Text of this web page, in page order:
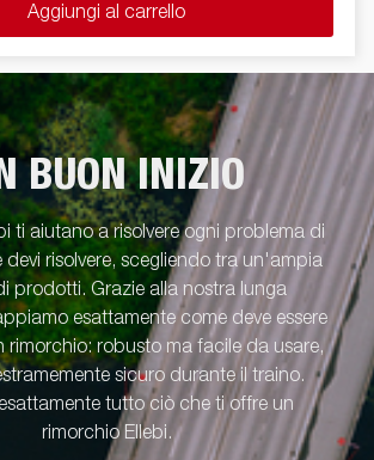
Aggiungi al carrello
BUON INIZIO
ti aiutano a risolvere ogni problema di
risolvere, scegliendo tra un'ampia
prodotti. Grazie alla nostra lunga
esattamente come deve essere
rimorchio: robusto ma facile da usare,
sicuro durante il traino.
tutto ciò che ti offre un
rimorchio Ellebi.